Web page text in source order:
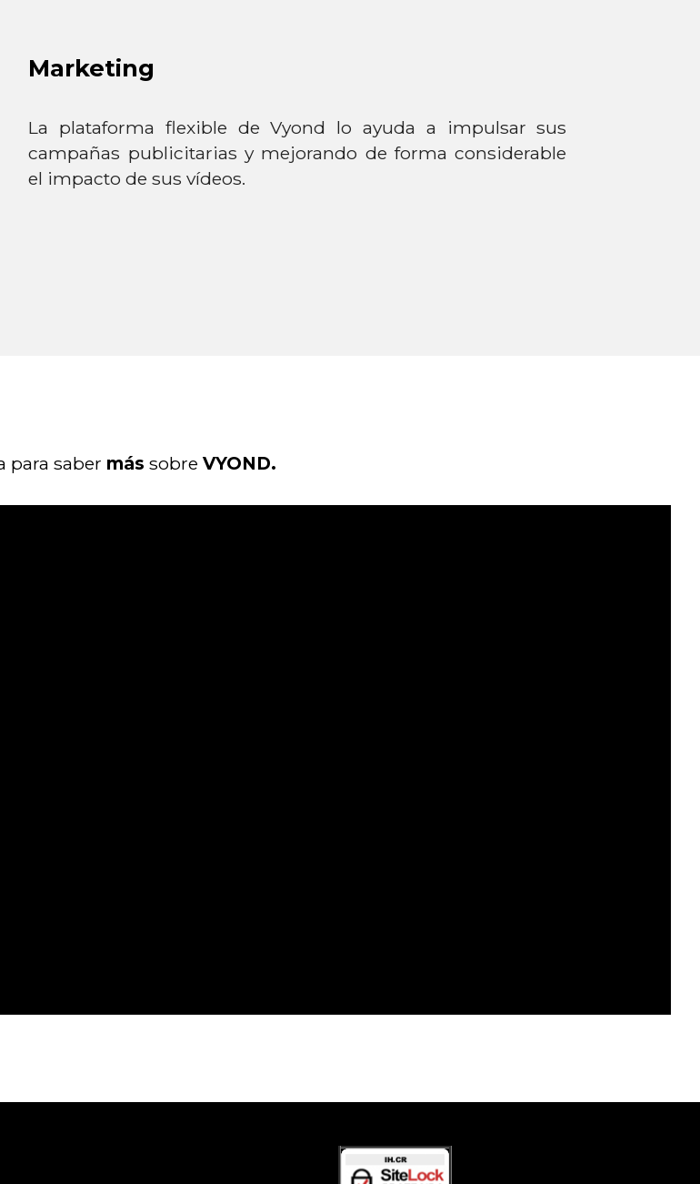
Marketing
La plataforma flexible de Vyond lo ayuda a impulsar sus
campañas publicitarias y mejorando de forma considerable
el impacto de sus vídeos.
para saber más sobre VYOND.